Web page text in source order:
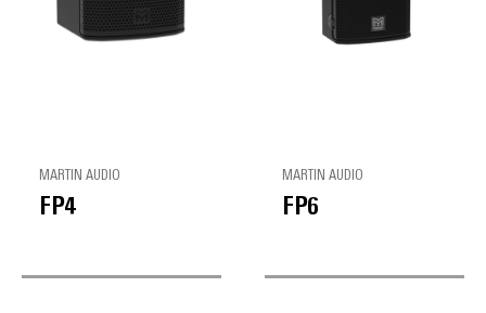
MARTIN AUDIO
FP4
MARTIN AUDIO
FP6